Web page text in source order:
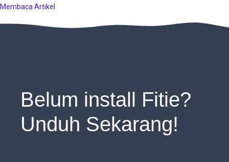
Membaca Artikel
Belum install Fitie?
Unduh Sekarang!